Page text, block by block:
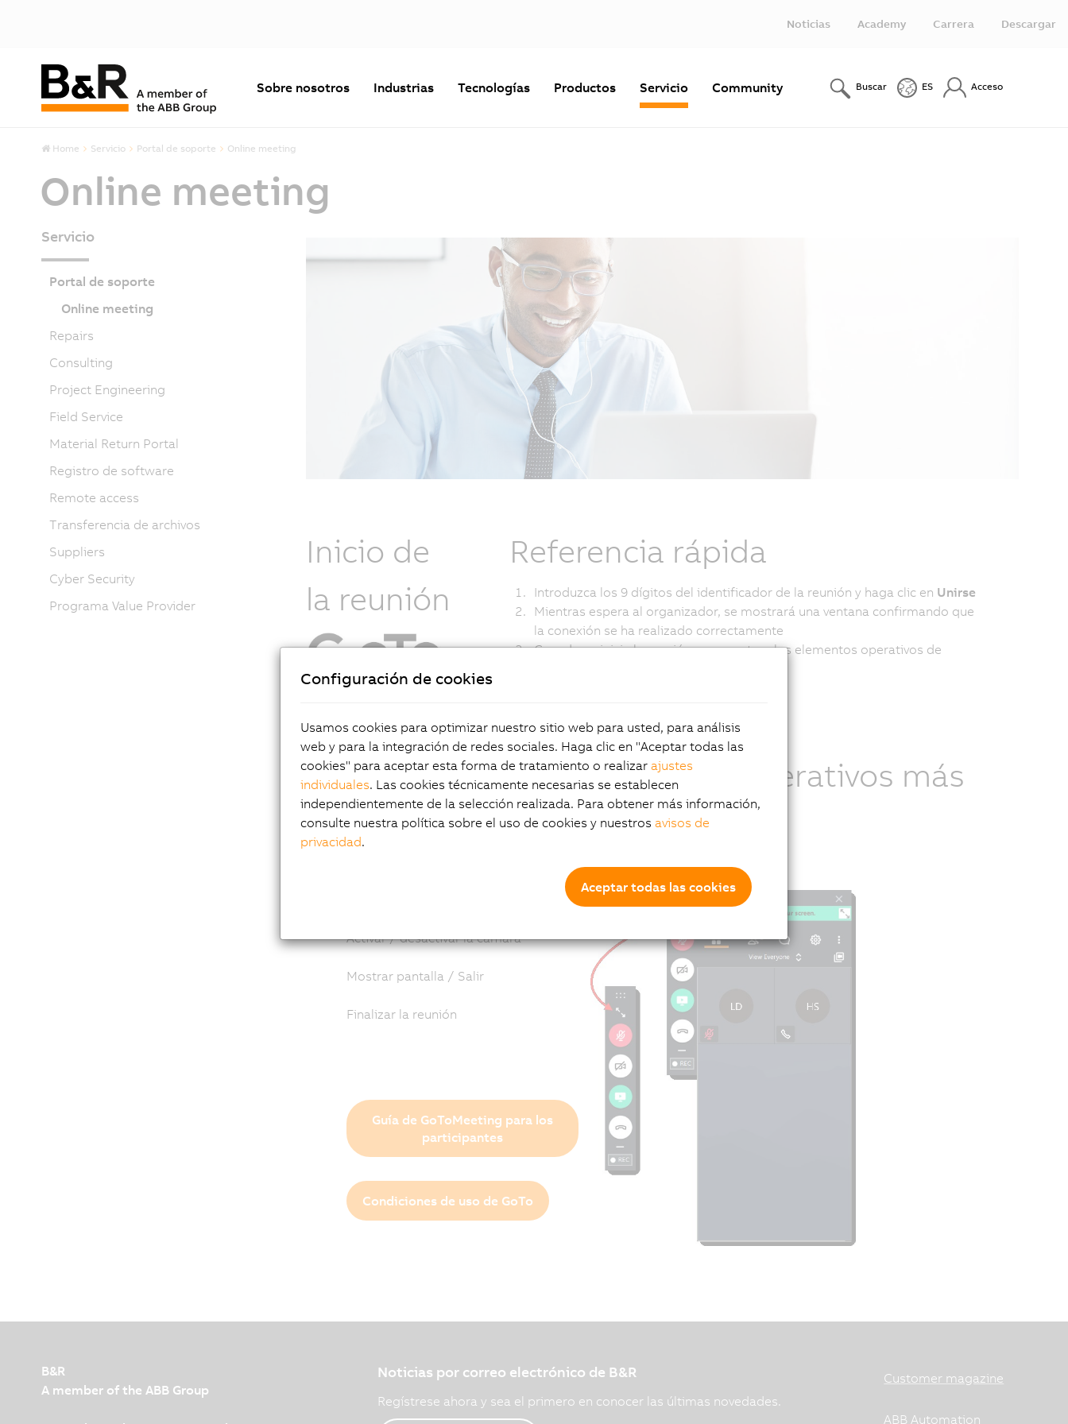
Noticias Academy Carrera Descargar
Sobre nosotros Industrias Tecnologías Productos Servicio Community Buscar ES Acceso
Home Servicio Portal de soporte Online meeting
Online meeting
Inicio de
la reunión
Referencia rápida
Introduzca los 9 dígitos del identificador de la reunión y haga clic en Unirse
Mientras espera al organizador, se mostrará una ventana confirmando que
la conexión se ha realizado correctamente
Cuando se inicia la reunión, se muestran los elementos operativos de
Explicación de los elementos operativos más
importantes
Activar / desactivar la cámara
Mostrar pantalla / Salir
Finalizar la reunión
Guía de GoToMeeting para los
participantes
Condiciones de uso de GoTo
Servicio
Portal de soporte
Online meeting
Repairs
Consulting
Project Engineering
Field Service
Material Return Portal
Registro de software
Remote access
Transferencia de archivos
Suppliers
Cyber Security
Programa Value Provider
B&R
A member of the ABB Group
Noticias por correo electrónico de B&R
Regístrese ahora y sea el primero en conocer las últimas novedades.
Customer magazine
ABB Automation
Configuración de cookies
Usamos cookies para optimizar nuestro sitio web para usted, para análisis
web y para la integración de redes sociales. Haga clic en "Aceptar todas las
cookies" para aceptar esta forma de tratamiento o realizar ajustes
individuales. Las cookies técnicamente necesarias se establecen
independientemente de la selección realizada. Para obtener más información,
consulte nuestra política sobre el uso de cookies y nuestros avisos de
privacidad.
Aceptar todas las cookies